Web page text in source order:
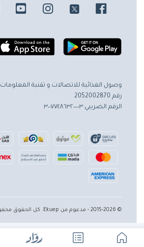
وصول الغذائية للاتصالات و تقنية المعلومات
رقم 2052002870
الرقم الضريبي ٣٠٠٧٧٤٨٦٣٢٠٠٠٠٣
© 2015-2026 - مدعوم من Ekuep. كل الحقوق محفوظة